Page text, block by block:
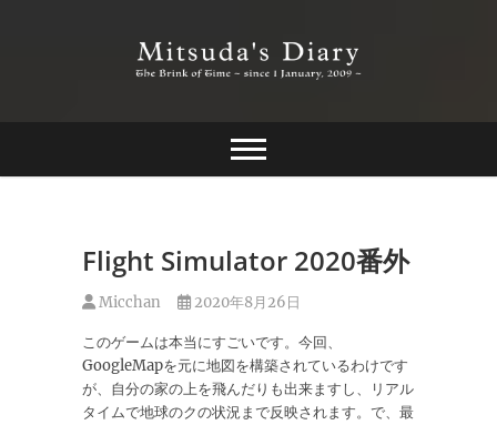
Mitsuda's Diary
Flight Simulator 2020番外
Micchan 2020年8月26日
このゲームは本当にすごいです。今回、
GoogleMapを元に地図を構築されているわけです
が、自分の家の上を飛んだりも出来ますし、リアル
タイムで地球のクの状況まで反映されます。で、最